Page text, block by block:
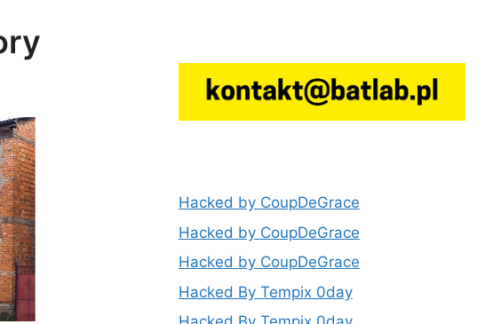
Hacked by CoupDeGrace
Hacked by CoupDeGrace
Hacked by CoupDeGrace
Hacked By Tempix 0day